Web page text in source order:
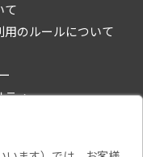
て
用のルールについて
ティ